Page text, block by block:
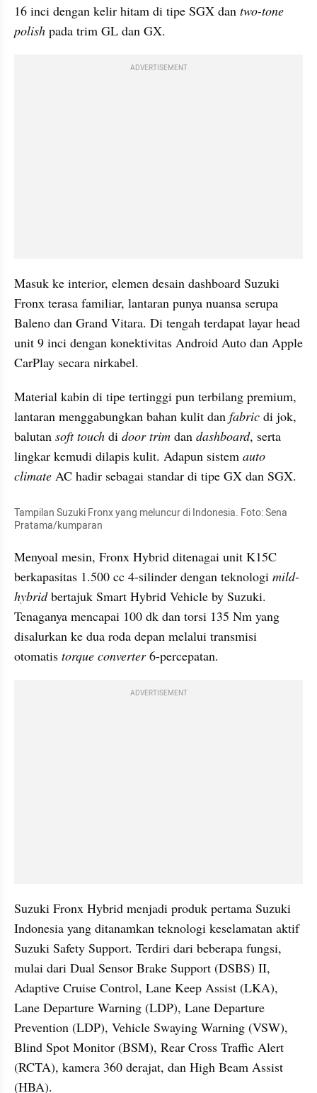
16 inci dengan kelir hitam di tipe SGX dan two-tone
polish pada trim GL dan GX.
ADVERTISEMENT
Masuk ke interior, elemen desain dashboard Suzuki
Fronx terasa familiar, lantaran punya nuansa serupa
Baleno dan Grand Vitara. Di tengah terdapat layar head
unit 9 inci dengan konektivitas Android Auto dan Apple
CarPlay secara nirkabel.
Material kabin di tipe tertinggi pun terbilang premium,
lantaran menggabungkan bahan kulit dan fabric di jok,
balutan soft touch di door trim dan dashboard, serta
lingkar kemudi dilapis kulit. Adapun sistem auto
climate AC hadir sebagai standar di tipe GX dan SGX.
Tampilan Suzuki Fronx yang meluncur di Indonesia. Foto: Sena
Pratama/kumparan
Menyoal mesin, Fronx Hybrid ditenagai unit K15C
berkapasitas 1.500 cc 4-silinder dengan teknologi mild-
hybrid bertajuk Smart Hybrid Vehicle by Suzuki.
Tenaganya mencapai 100 dk dan torsi 135 Nm yang
disalurkan ke dua roda depan melalui transmisi
otomatis torque converter 6-percepatan.
ADVERTISEMENT
Suzuki Fronx Hybrid menjadi produk pertama Suzuki
Indonesia yang ditanamkan teknologi keselamatan aktif
Suzuki Safety Support. Terdiri dari beberapa fungsi,
mulai dari Dual Sensor Brake Support (DSBS) II,
Adaptive Cruise Control, Lane Keep Assist (LKA),
Lane Departure Warning (LDP), Lane Departure
Prevention (LDP), Vehicle Swaying Warning (VSW),
Blind Spot Monitor (BSM), Rear Cross Traffic Alert
(RCTA), kamera 360 derajat, dan High Beam Assist
(HBA).